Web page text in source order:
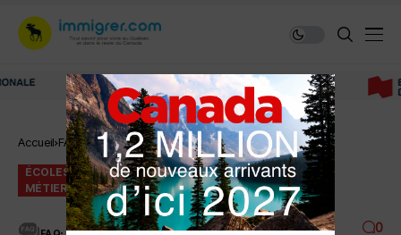
Immigrer au Canada: ressources et conseils
Accueil FAQ Écoles primaires et secondaires
ÉCOLES PRIMAIRES ET SECONDAIRES
MÉTIER D'ÉDUCATEUR SPÉCIALISÉ
VISITE MÉDICALE
FAQ 10 MINUTES DE LECTURE 1.3K VUES 0